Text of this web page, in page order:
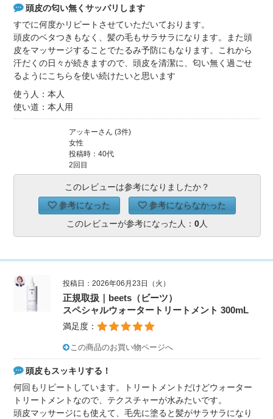
頭皮の匂い無くサッパリします
すでに何度かリピートさせていただいております。
頭皮のベタつきもなく、髪の毛もサラサラになります。また頭
皮をマッサージすることでたるみ予防にもなります。これから
汗だくの日々が続きますので、頭皮を清潔に、匂い無く過ごせ
るようにこちらを使い続けたいと思います
使う人：本人
使い道：本人用
アッキーさん (3件)
女性
投稿時：40代
2回目
このレビューは参考になりましたか？
参考になった
参考にならなかった
このレビューが参考になった人： 0人
投稿日：2026年06月23日（火）
正規取扱｜beets（ビーツ）
スペシャルウォータートリートメント 300mL
満足度：
この商品のお買い物ページへ
頭皮もスッキリする！
何回もリピートしています。トリートメントだけどウォーター
トリートメントなので、テクスチャーが水みたいです。
頭皮マッサージにも使えて、毛先に塗ると髪がサラサラになり